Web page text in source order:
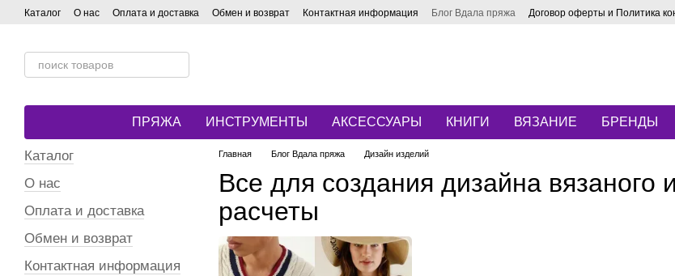
Перейти к основному контенту
Каталог О нас Оплата и доставка Обмен и возврат Контактная информация Блог Вдала пряжа Договор оферты и Политика
ПРЯЖА ИНСТРУМЕНТЫ АКСЕССУАРЫ КНИГИ ВЯЗАНИЕ БРЕНДЫ
Главная Блог Вдала пряжа Дизайн изделий
Все для создания дизайна вязаного
расчеты
Каталог
О нас
Оплата и доставка
Обмен и возврат
Контактная информация